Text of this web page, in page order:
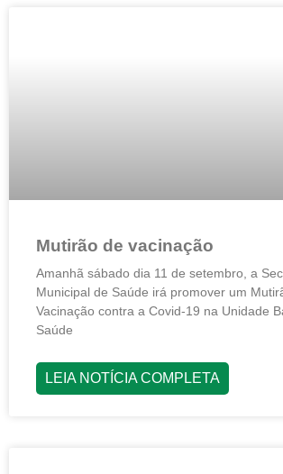
Mutirão de vacinação
Amanhã sábado dia 11 de setembro, a
Municipal de Saúde irá promover um
Vacinação contra a Covid-19 na Unidade
Saúde
LEIA NOTÍCIA COMPLETA